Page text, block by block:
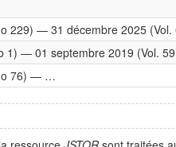
229) — 31 décembre 2025 (Vol.
1) — 01 septembre 2019 (Vol.
76) — …